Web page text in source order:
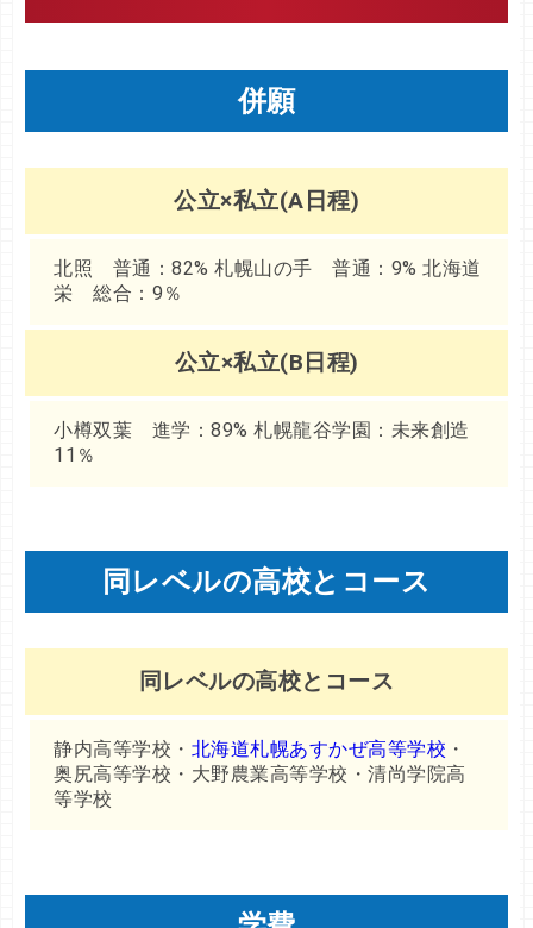
併願
公立×私立(A日程)
北照 普通：82% 札幌山の手 普通：9% 北海道
栄 総合：9％
公立×私立(B日程)
小樽双葉 進学：89% 札幌龍谷学園：未来創造
11％
同レベルの高校とコース
同レベルの高校とコース
静内高等学校・ 北海道札幌あすかぜ高等学校 ・
奥尻高等学校・大野農業高等学校・清尚学院高
等学校